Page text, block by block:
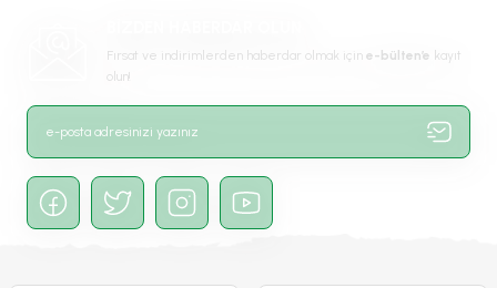
Gönder
Echeveria Çiçeği - Sukulent
Fırsat ve indirimlerden haberdar olmak için e-bülten’e kayıt
olun!